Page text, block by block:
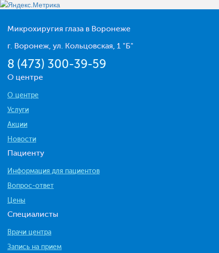
Микрохиругия глаза в Воронеже
г. Воронеж, ул. Кольцовская, 1 "Б"
8 (473) 300-39-59
О центре
О центре
Услуги
Акции
Новости
Пациенту
Информация для пациентов
Вопрос-ответ
Цены
Специалисты
Врачи центра
Запись на прием